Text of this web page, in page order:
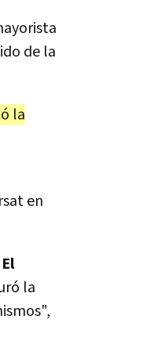
de la
la
en
El
la